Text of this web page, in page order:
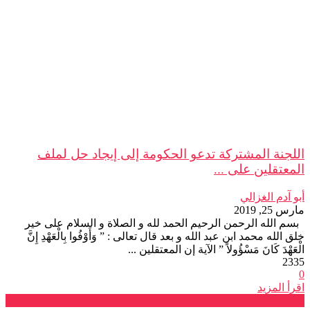
اللجنة المشتركة تدعو الحكومة إلى إيجاد حل لملف
المعتقلين على ...
أبو آدم الغزالي
مارس 25, 2019
بسم الله الرحمن الرحيم الحمد لله و الصلاة و السلام على خير
خلق الله محمد ابن عبد الله و بعد قال تعالى : ” وَأَوْفُوا بِالْعَهْدِ إِنَّ
الْعَهْدَ كَانَ مَسْؤُولاً ” الآية إن المعتقلين ...
2335
0
اقرأ المزيد